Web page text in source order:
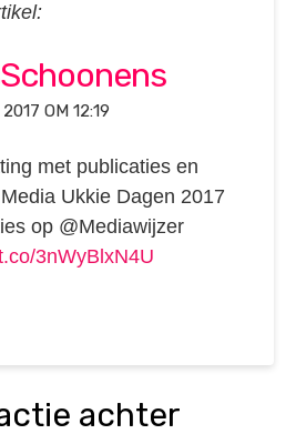
OM 12:19
met publicaties en
Ukkie Dagen 2017
op @Mediawijzer
3nWyBlxN4U
achter